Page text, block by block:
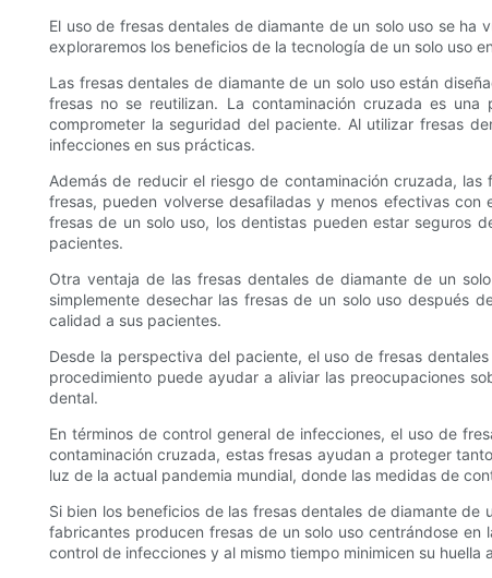
El uso de fresas dentales de diamante de un solo uso se
exploraremos los beneficios de la tecnología de un solo uso
Las fresas dentales de diamante de un solo uso están
fresas no se reutilizan. La contaminación cruzada es
comprometer la seguridad del paciente. Al utilizar fresas
infecciones en sus prácticas.
Además de reducir el riesgo de contaminación cruzada,
fresas, pueden volverse desafiladas y menos efectivas
fresas de un solo uso, los dentistas pueden estar seguros
pacientes.
Otra ventaja de las fresas dentales de diamante de un
simplemente desechar las fresas de un solo uso después
calidad a sus pacientes.
Desde la perspectiva del paciente, el uso de fresas
procedimiento puede ayudar a aliviar las preocupaciones
dental.
En términos de control general de infecciones, el uso de
contaminación cruzada, estas fresas ayudan a proteger
luz de la actual pandemia mundial, donde las medidas de
Si bien los beneficios de las fresas dentales de diamante
fabricantes producen fresas de un solo uso centrándose
control de infecciones y al mismo tiempo minimicen su huella